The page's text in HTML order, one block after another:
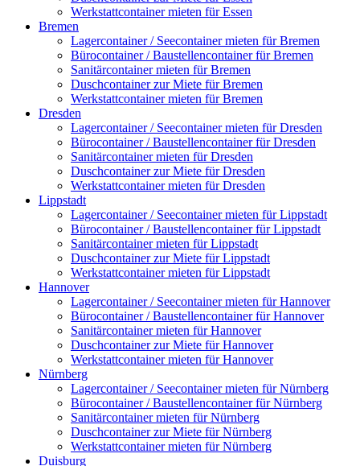
Werkstattcontainer mieten für Essen
Bremen
Lagercontainer / Seecontainer mieten für Bremen
Bürocontainer / Baustellencontainer für Bremen
Sanitärcontainer mieten für Bremen
Duschcontainer zur Miete für Bremen
Werkstattcontainer mieten für Bremen
Dresden
Lagercontainer / Seecontainer mieten für Dresden
Bürocontainer / Baustellencontainer für Dresden
Sanitärcontainer mieten für Dresden
Duschcontainer zur Miete für Dresden
Werkstattcontainer mieten für Dresden
Lippstadt
Lagercontainer / Seecontainer mieten für Lippstadt
Bürocontainer / Baustellencontainer für Lippstadt
Sanitärcontainer mieten für Lippstadt
Duschcontainer zur Miete für Lippstadt
Werkstattcontainer mieten für Lippstadt
Hannover
Lagercontainer / Seecontainer mieten für Hannover
Bürocontainer / Baustellencontainer für Hannover
Sanitärcontainer mieten für Hannover
Duschcontainer zur Miete für Hannover
Werkstattcontainer mieten für Hannover
Nürnberg
Lagercontainer / Seecontainer mieten für Nürnberg
Bürocontainer / Baustellencontainer für Nürnberg
Sanitärcontainer mieten für Nürnberg
Duschcontainer zur Miete für Nürnberg
Werkstattcontainer mieten für Nürnberg
Duisburg